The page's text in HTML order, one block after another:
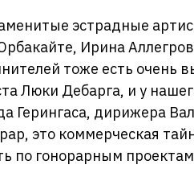
эстрадные
Ирина
тоже есть очень
Люки Дебарга, и у
Герингаса, дирижера
это коммерческая
по гонорарным